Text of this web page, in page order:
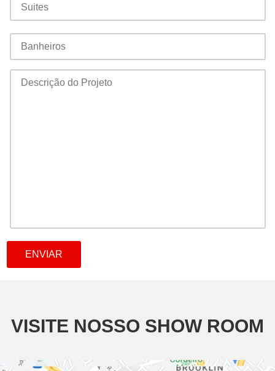
VISITE NOSSO SHOW ROOM